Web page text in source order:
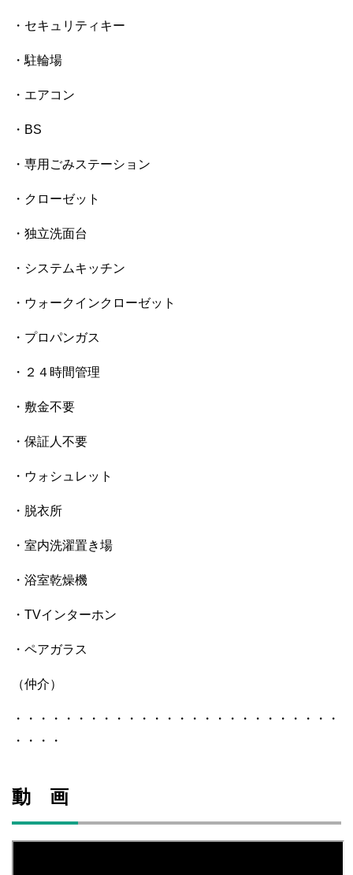
・セキュリティキー
・駐輪場
・エアコン
・BS
・専用ごみステーション
・クローゼット
・独立洗面台
・システムキッチン
・ウォークインクローゼット
・プロパンガス
・２４時間管理
・敷金不要
・保証人不要
・ウォシュレット
・脱衣所
・室内洗濯置き場
・浴室乾燥機
・TVインターホン
・ペアガラス
（仲介）
・・・・・・・・・・・・・・・・・・・・・・・・・・
・・・・
動 画